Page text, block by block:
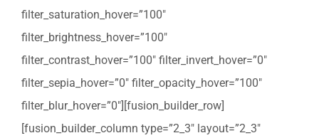
filter_saturation_hover=”100″
filter_brightness_hover=”100″
filter_contrast_hover=”100″ filter_invert_hover=”0″
filter_sepia_hover=”0″ filter_opacity_hover=”100″
filter_blur_hover=”0″][fusion_builder_row]
[fusion_builder_column type=”2_3″ layout=”2_3″